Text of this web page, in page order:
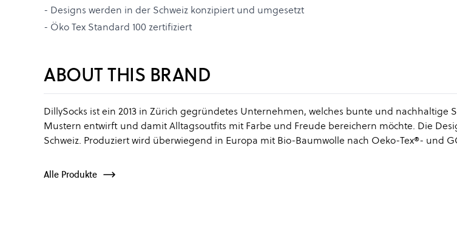
- Designs werden in der Schweiz konzipiert und umgesetzt
- Öko Tex Standard 100 zertifiziert
ABOUT THIS BRAND
DillySocks ist ein 2013 in Zürich gegründetes Unternehmen, welches bunte und nachhaltige
Mustern entwirft und damit Alltagsoutfits mit Farbe und Freude bereichern möchte. Die
Schweiz. Produziert wird überwiegend in Europa mit Bio-Baumwolle nach Oeko-Tex®- und
Alle Produkte